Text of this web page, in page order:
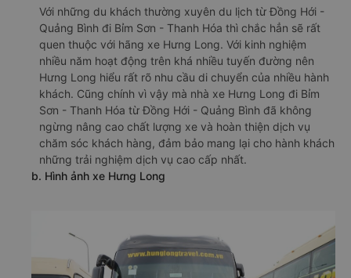
Với những du khách thường xuyên du lịch từ Đồng Hới -
Quảng Bình đi Bỉm Sơn - Thanh Hóa thì chắc hẳn sẽ rất
quen thuộc với hãng xe Hưng Long. Với kinh nghiệm
nhiều năm hoạt động trên khá nhiều tuyến đường nên
Hưng Long hiểu rất rõ nhu cầu di chuyển của nhiều hành
khách. Cũng chính vì vậy mà nhà xe Hưng Long đi Bỉm
Sơn - Thanh Hóa từ Đồng Hới - Quảng Bình đã không
ngừng nâng cao chất lượng xe và hoàn thiện dịch vụ
chăm sóc khách hàng, đảm bảo mang lại cho hành khách
những trải nghiệm dịch vụ cao cấp nhất.
b. Hình ảnh xe Hưng Long